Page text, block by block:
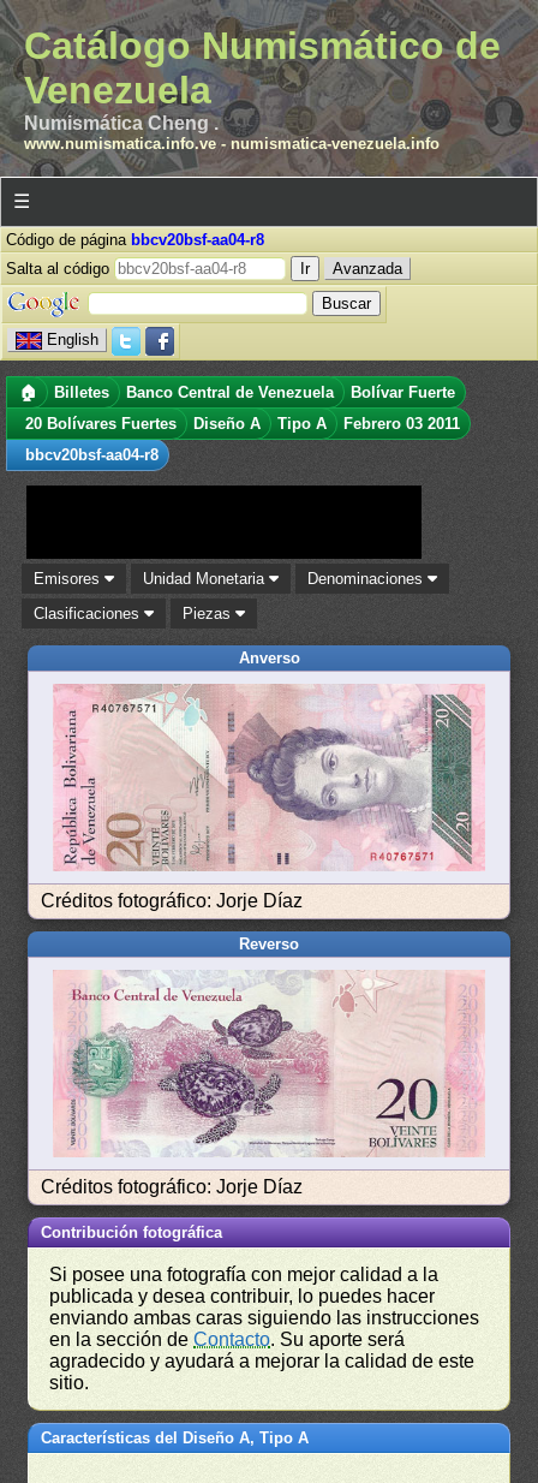
Catálogo Numismático de
Venezuela
Numismática Cheng .
www.numismatica.info.ve- numismatica-venezuela.info
☰
Código de página bbcv20bsf-aa04-r8
Salta al código
Avanzada
English
🏠 Billetes Banco Central de Venezuela
Bolívar Fuerte
20 Bolívares Fuertes
Diseño A Tipo A
Febrero 03 2011
bbcv20bsf-aa04-r8
Emisores Unidad Monetaria
Denominaciones
Clasificaciones
Piezas
Anverso
Créditos fotográfico: Jorje Díaz
Reverso
Créditos fotográfico: Jorje Díaz
Contribución fotográfica
Si posee una fotografía con mejor calidad a la
publicada y desea contribuir, lo puedes hacer
enviando ambas caras siguiendo las instrucciones
en la sección deContacto. Su aporte será
agradecido y ayudará a mejorar la calidad de este
sitio.
Características del Diseño A, Tipo A